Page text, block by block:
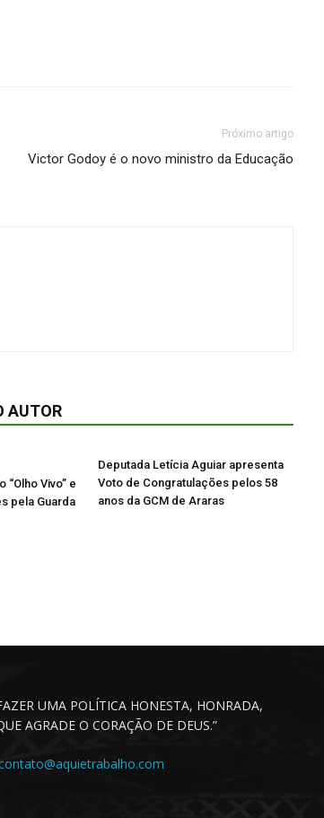
Próximo artigo
Victor Godoy é o novo ministro da Educação
AUTOR
“Olho Vivo” e
pela Guarda
Deputada Letícia Aguiar apresenta
Voto de Congratulações pelos 58
anos da GCM de Araras
UMA POLÍTICA HONESTA, HONRADA,
AGRADE O CORAÇÃO DE DEUS.”